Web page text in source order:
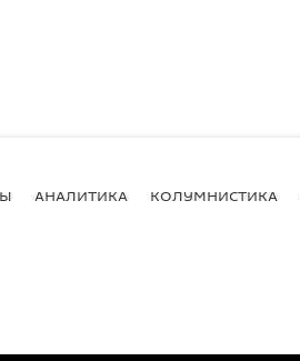
АНАЛИТИКА КОЛУМНИСТИКА